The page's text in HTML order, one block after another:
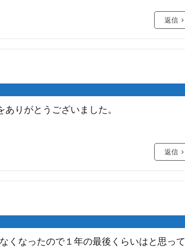
返信
りがとうございました。
返信
くなったので１年の最後くらいはと思って